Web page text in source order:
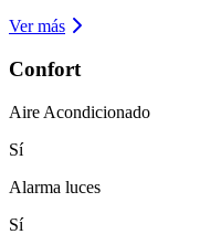
Ver más
Confort
Aire Acondicionado
Sí
Alarma luces
Sí